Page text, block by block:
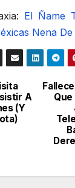
El Ñame
Nena De
Que
A
(Y